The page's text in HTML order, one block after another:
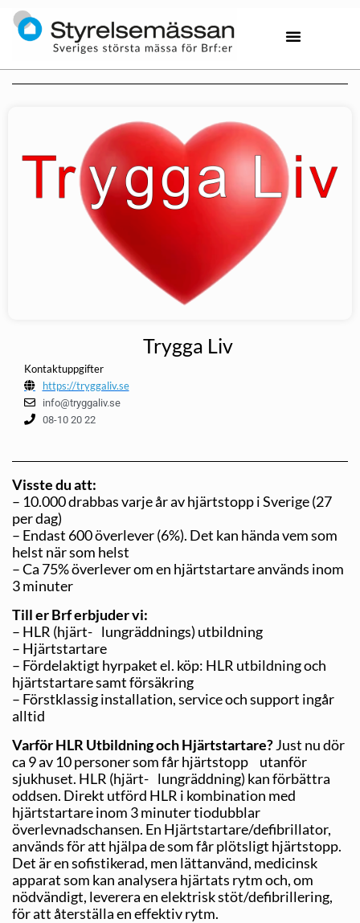
Trygga Liv
Kontaktuppgifter
https://tryggaliv.se
info@tryggaliv.se
08-10 20 22
Visste du att:
– 10.000 drabbas varje år av hjärtstopp i Sverige (27
per dag)
– Endast 600 överlever (6%). Det kan hända vem som
helst när som helst
– Ca 75% överlever om en hjärtstartare används inom
3 minuter
Till er Brf erbjuder vi:
– HLR (hjärt- lungräddnings) utbildning
– Hjärtstartare
– Fördelaktigt hyrpaket el. köp: HLR utbildning och
hjärtstartare samt försäkring
– Förstklassig installation, service och support ingår
alltid
Varför HLR Utbildning och Hjärtstartare?Just nu dör
ca 9 av 10 personer som får hjärtstopp utanför
sjukhuset. HLR (hjärt- lungräddning) kan förbättra
oddsen. Direkt utförd HLR i kombination med
hjärtstartare inom 3 minuter tio­dubblar
överlevnadschansen. En Hjärtstartare/defibrillator,
används för att hjälpa de som får plötsligt hjärtstopp.
Det är en sofistikerad, men lättanvänd, medicinsk
apparat som kan analysera hjärtats rytm och, om
nödvändigt, leverera en elektrisk stöt/defibrillering,
för att återställa en effektiv rytm.